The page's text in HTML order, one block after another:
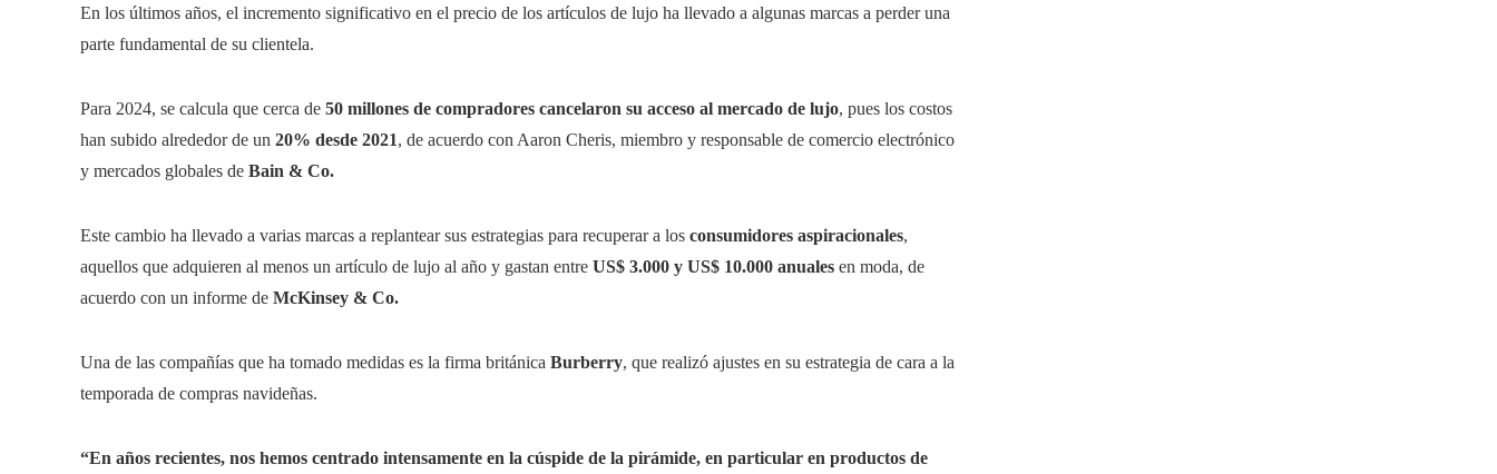
En los últimos años, el incremento significativo en el precio de los artículos de lujo ha llevado a algunas marcas a perder una
parte fundamental de su clientela.
Para 2024, se calcula que cerca de 50 millones de compradores cancelaron su acceso al mercado de lujo, pues los costos
han subido alrededor de un 20% desde 2021, de acuerdo con Aaron Cheris, miembro y responsable de comercio electrónico
y mercados globales de Bain & Co.
Este cambio ha llevado a varias marcas a replantear sus estrategias para recuperar a los consumidores aspiracionales,
aquellos que adquieren al menos un artículo de lujo al año y gastan entre US$ 3.000 y US$ 10.000 anuales en moda, de
acuerdo con un informe de McKinsey & Co.
Una de las compañías que ha tomado medidas es la firma británica Burberry, que realizó ajustes en su estrategia de cara a la
temporada de compras navideñas.
“En años recientes, nos hemos centrado intensamente en la cúspide de la pirámide, en particular en productos de